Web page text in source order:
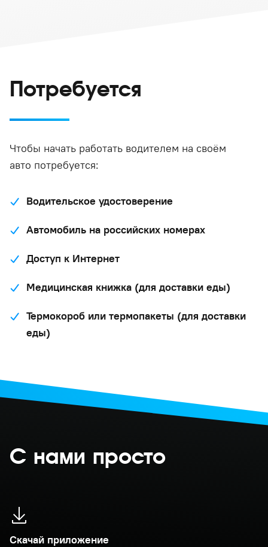
Потребуется
Чтобы начать работать водителем на своём
авто потребуется:
Водительское удостоверение
Автомобиль на российских номерах
Доступ к Интернет
Медицинская книжка (для доставки еды)
Термокороб или термопакеты (для доставки
еды)
С нами просто
Скачай приложение